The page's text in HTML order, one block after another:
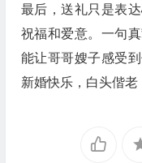
最后，送礼只是表
祝福和爱意。一句
能让哥哥嫂子感受
新婚快乐，白头偕老